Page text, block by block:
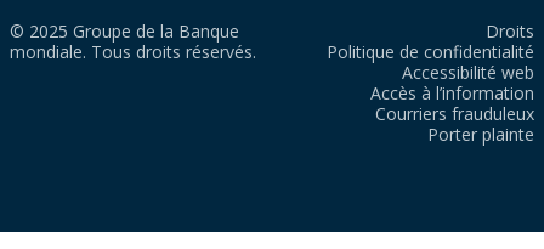
© 2025 Groupe de la Banque
mondiale. Tous droits réservés.
Droits
Politique de confidentialité
Accessibilité web
Accès à l’information
Courriers frauduleux
Porter plainte